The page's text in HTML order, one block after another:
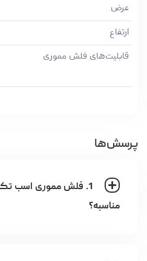
عرض
ارتفاع
قابلیت‌های فلش مموری
پرسش‌ها
1. فلش مموری اسب
مناسبه؟